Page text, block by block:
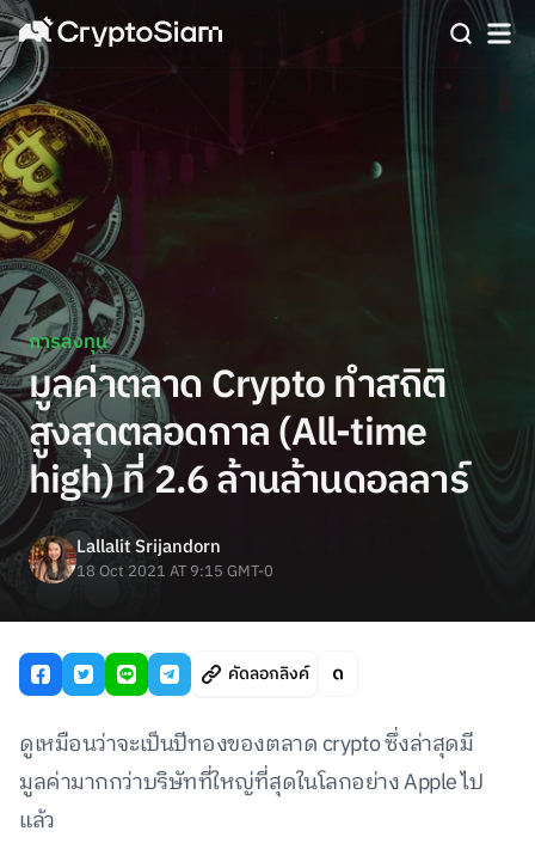
การลงทุน
มูลค่าตลาด Crypto ทำสถิติ
สูงสุดตลอดกาล (All-time
high) ที่ 2.6 ล้านล้านดอลลาร์
Lallalit Srijandorn
18 Oct 2021 AT 9:15 GMT-0
คัดลอกลิงค์
ดูเหมือนว่าจะเป็นปีทองของตลาด crypto ซึ่งล่าสุดมี
มูลค่ามากกว่าบริษัทที่ใหญ่ที่สุดในโลกอย่าง Apple ไป
แล้ว